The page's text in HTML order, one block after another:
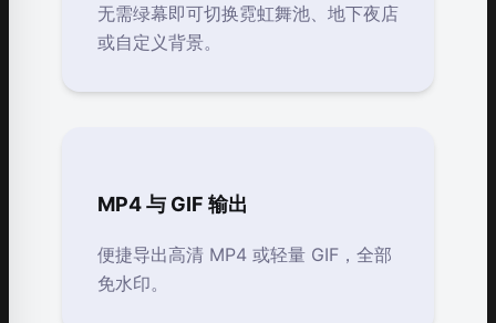
无需绿幕即可切换霓虹舞池、地下夜店
或自定义背景。
MP4 与 GIF 输出
便捷导出高清 MP4 或轻量 GIF，全部
免水印。